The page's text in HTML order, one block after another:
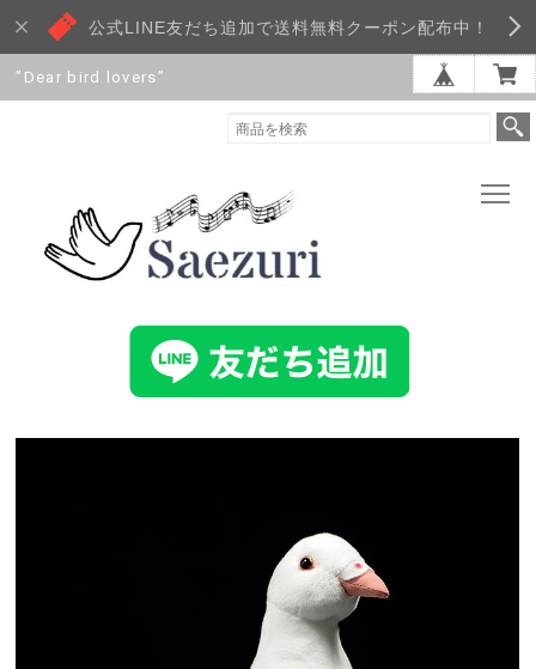
公式LINE友だち追加で送料無料クーポン配布中！
”Dear bird lovers”